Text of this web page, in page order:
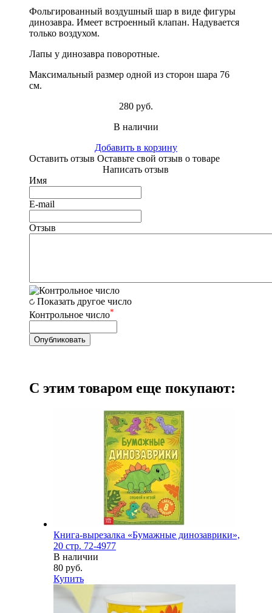
Фольгированный воздушный шар в виде фигуры
динозавра. Имеет встроенный клапан. Надувается
только воздухом.
Лапы у динозавра поворотные.
Максимальный размер одной из сторон шара 76
см.
280 руб.
В наличии
Добавить в корзину
Оставить отзыв Оставьте свой отзыв о товаре
Написать отзыв
Имя
E-mail
Отзыв
Показать другое число
Контрольное число*
С этим товаром еще покупают:
Книга-вырезалка «Бумажные динозаврики»,
20 стр. 72-4977
В наличии
80 руб.
Купить